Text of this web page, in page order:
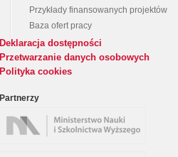
Przykłady finansowanych projektów
Baza ofert pracy
Deklaracja dostępności
Przetwarzanie danych osobowych
Polityka cookies
Partnerzy